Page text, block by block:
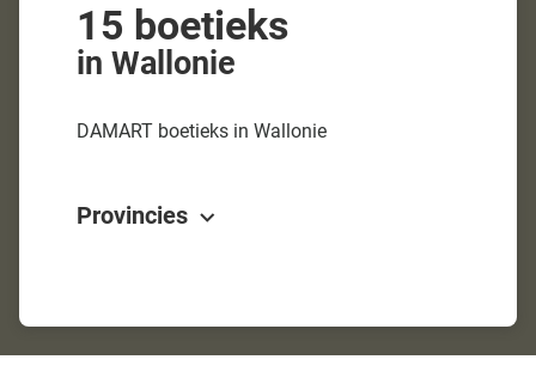
15 boetieks
in Wallonie
DAMART boetieks in Wallonie
Provincies